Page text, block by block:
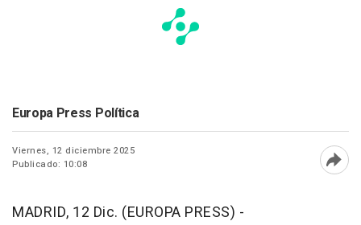
Europa Press Política
Viernes, 12 diciembre 2025
Publicado: 10:08
MADRID, 12 Dic. (EUROPA PRESS) -